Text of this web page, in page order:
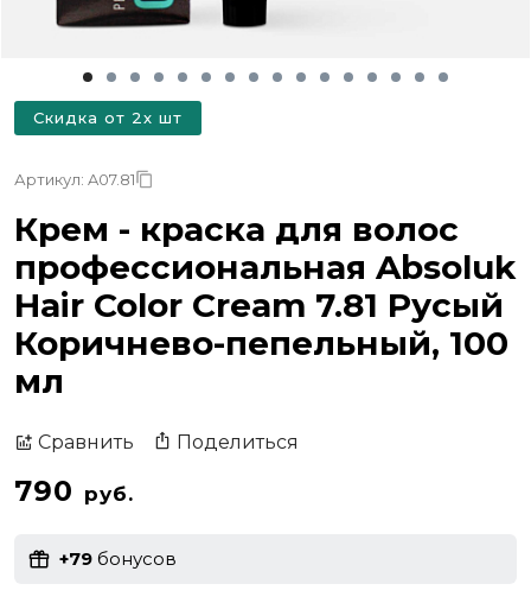
Скидка от 2х шт
Артикул: A07.81
Крем - краска для волос
профессиональная Absoluk
Hair Color Cream 7.81 Русый
Коричнево-пепельный, 100
мл
Сравнить Поделиться
790 руб.
+79 бонусов